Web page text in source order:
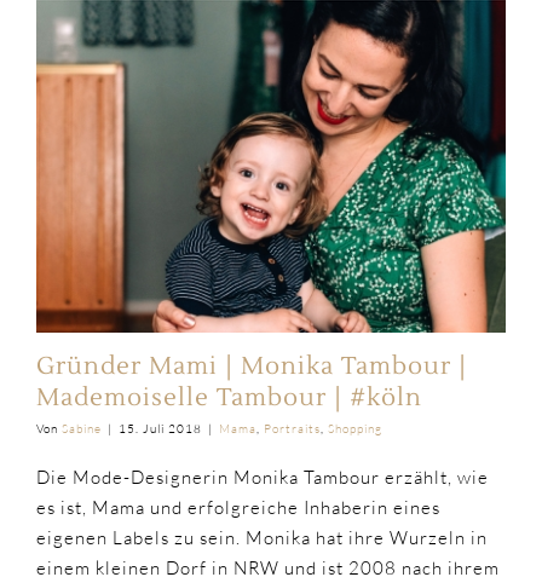
Gründer Mami | Monika Tambour |
Mademoiselle Tambour | #köln
Von Sabine | 15. Juli 2018 | Mama Portraits Shopping
Die Mode-Designerin Monika Tambour erzählt, wie
es ist, Mama und erfolgreiche Inhaberin eines
eigenen Labels zu sein. Monika hat ihre Wurzeln in
einem kleinen Dorf in NRW und ist 2008 nach ihrem